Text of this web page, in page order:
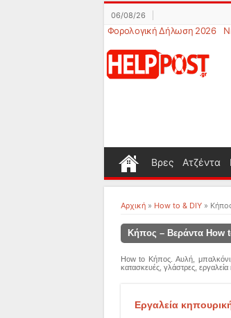
06/08/26
Φορολογική Δήλωση 2026
Βρες Ατζέντα
Αρχική» How to & DIY»
Κήπος – Βεράντα How
How to Κήπος. Αυλή, μπαλκόνι,
κατασκευές, γλάστρες, εργαλεία
Εργαλεία